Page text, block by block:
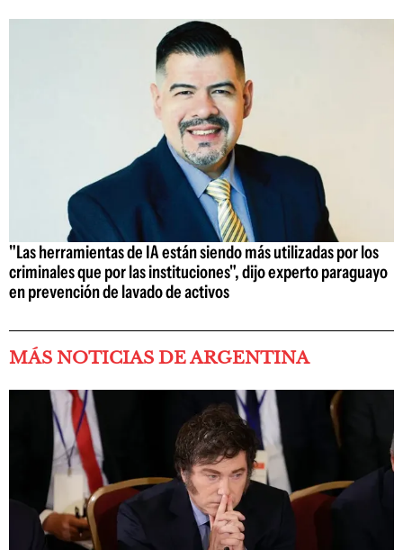
"Las herramientas de IA están siendo más utilizadas por los
criminales que por las instituciones", dijo experto paraguayo
en prevención de lavado de activos
MÁS NOTICIAS DE ARGENTINA